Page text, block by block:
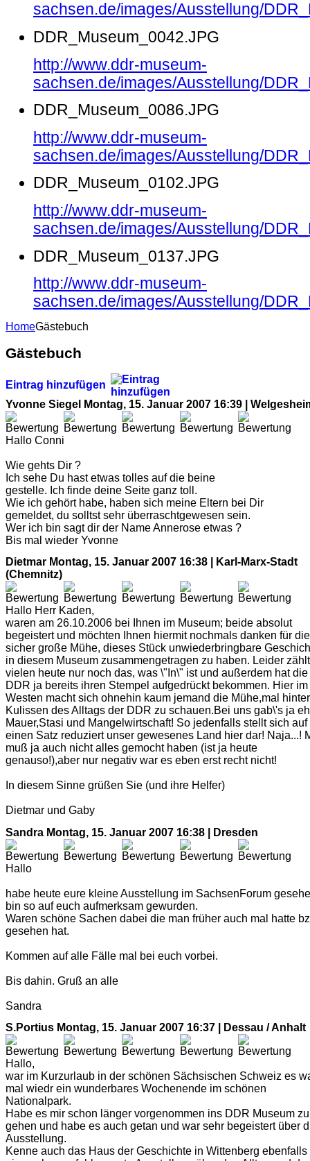
sachsen.de/images/Ausstellung/
DDR_Museum_0042.JPG
http://www.ddr-museum-
sachsen.de/images/Ausstellung/
DDR_Museum_0086.JPG
http://www.ddr-museum-
sachsen.de/images/Ausstellung/
DDR_Museum_0102.JPG
http://www.ddr-museum-
sachsen.de/images/Ausstellung/
DDR_Museum_0137.JPG
http://www.ddr-museum-
sachsen.de/images/Ausstellung/
HomeGästebuch
Gästebuch
Eintrag hinzufügen
Yvonne Siegel
Montag, 15. Januar 2007 16:39 |
Hallo Conni
Wie gehts Dir ?
Ich sehe Du hast etwas tolles auf die beine
gestelle. Ich finde deine Seite ganz toll.
Wie ich gehört habe, haben sich meine Eltern bei Dir
gemeldet, du solltst sehr überraschtgewesen sein.
Wer ich bin sagt dir der Name Annerose etwas ?
Bis mal wieder Yvonne
Dietmar Montag, 15. Januar 2007 16:38 | Karl-Marx-Stadt
(Chemnitz)
Hallo Herr Kaden,
waren am 26.10.2006 bei Ihnen im Museum; beide absolut
begeistert und möchten Ihnen hiermit nochmals danken für die
sicher große Mühe, dieses Stück unwiederbringbare
in diesem Museum zusammengetragen zu haben. Leider
vielen heute nur noch das, was \"In\" ist und außerdem hat die
DDR ja bereits ihren Stempel aufgedrückt bekommen. Hier im
Westen macht sich ohnehin kaum jemand die Mühe,mal
Kulissen des Alltags der DDR zu schauen.Bei uns gab\'s ja
Mauer,Stasi und Mangelwirtschaft! So jedenfalls stellt sich auf
einen Satz reduziert unser gewesenes Land hier dar! Naja...!
muß ja auch nicht alles gemocht haben (ist ja heute
genauso!),aber nur negativ war es eben erst recht nicht!
In diesem Sinne grüßen Sie (und ihre Helfer)
Dietmar und Gaby
Sandra Montag, 15. Januar 2007 16:38 | Dresden
Hallo
habe heute eure kleine Ausstellung im SachsenForum
bin so auf euch aufmerksam gewurden.
Waren schöne Sachen dabei die man früher auch mal hatte
gesehen hat.
Kommen auf alle Fälle mal bei euch vorbei.
Bis dahin. Gruß an alle
Sandra
S.Portius Montag, 15. Januar 2007 16:37 | Dessau / Anhalt
Hallo,
war im Kurzurlaub in der schönen Sächsischen Schweiz es
mal wiedr ein wunderbares Wochenende im schönen
Nationalpark.
Habe es mir schon länger vorgenommen ins DDR Museum zu
gehen und habe es auch getan und war sehr begeistert über
Ausstellung.
Kenne auch das Haus der Geschichte in Wittenberg ebenfalls